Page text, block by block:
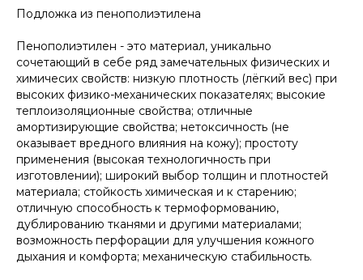
Подложка из пенополиэтилена
Пенополиэтилен - это материал, уникально
сочетающий в себе ряд замечательных физических и
химичесих свойств: низкую плотность (лёгкий вес) при
высоких физико-механических показателях; высокие
теплоизоляционные свойства; отличные
амортизирующие свойства; нетоксичность (не
оказывает вредного влияния на кожу); простоту
применения (высокая технологичность при
изготовлении); широкий выбор толщин и плотностей
материала; стойкость химическая и к старению;
отличную способность к термоформованию,
дублированию тканями и другими материалами;
возможность перфорации для улучшения кожного
дыхания и комфорта; механическую стабильность.